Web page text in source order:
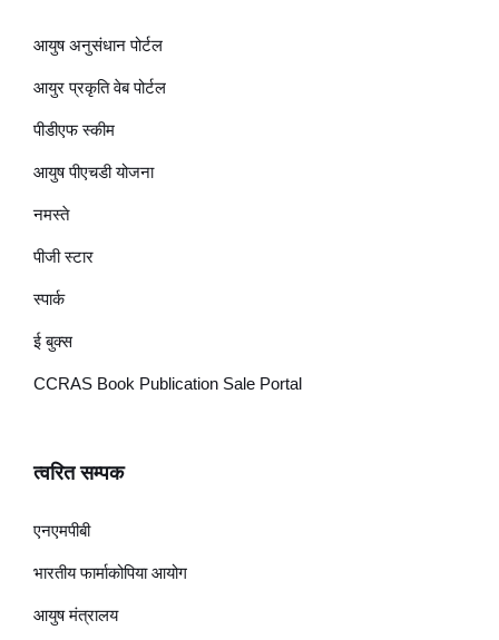
आयुष अनुसंधान पोर्टल
आयुर प्रकृति वेब पोर्टल
पीडीएफ स्कीम
आयुष पीएचडी योजना
नमस्ते
पीजी स्टार
स्पार्क
ई बुक्स
CCRAS Book Publication Sale Portal
त्वरित सम्पक
एनएमपीबी
भारतीय फार्माकोपिया आयोग
आयुष मंत्रालय